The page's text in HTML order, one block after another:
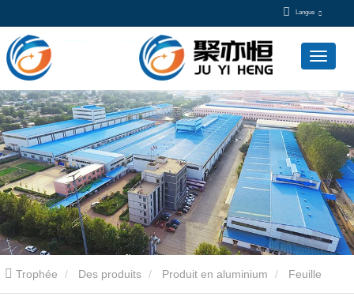
Langue
Trophée Des produits Produit en aluminium Feuille